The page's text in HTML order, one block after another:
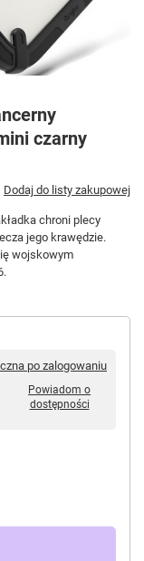
czarny
Dodaj do listy zakupowej
chroni plecy
jego krawędzie.
wojskowym
po zalogowaniu
Powiadom o
dostępności